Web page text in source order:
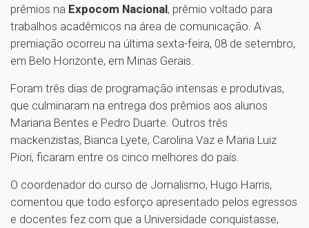
prêmios na Expocom Nacional, prêmio voltado para
trabalhos acadêmicos na área de comunicação. A
premiação ocorreu na última sexta-feira, 08 de setembro,
em Belo Horizonte, em Minas Gerais.
Foram três dias de programação intensas e produtivas,
que culminaram na entrega dos prêmios aos alunos
Mariana Bentes e Pedro Duarte. Outros três
mackenzistas, Bianca Lyete, Carolina Vaz e Maria Luiz
Piori, ficaram entre os cinco melhores do país.
O coordenador do curso de Jornalismo, Hugo Harris,
comentou que todo esforço apresentado pelos egressos
e docentes fez com que a Universidade conquistasse,